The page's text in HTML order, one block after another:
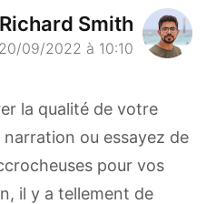
Richard Smith
09/2022 à 10:10
la qualité de votre
ou essayez de
pour vos
il y a tellement de